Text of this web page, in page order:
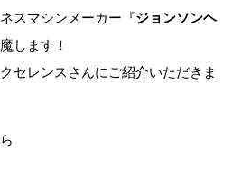
スマシンメーカー『ジョンソンヘ
します！
セレンスさんにご紹介いただきま